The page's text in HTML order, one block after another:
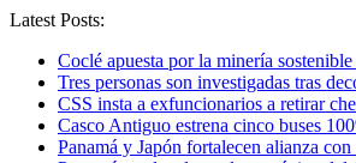
Latest Posts:
Coclé apuesta por la minería
Tres personas son investigadas tras
CSS insta a exfuncionarios a retirar
Casco Antiguo estrena cinco buses
Panamá y Japón fortalecen alianza